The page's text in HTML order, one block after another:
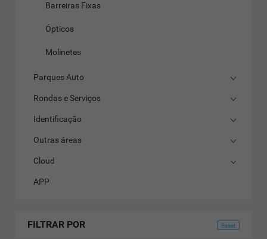
Barreiras Fixas
Ópticos
Molinetes
Parques Auto
Rondas e Serviços
Identificação
Outras áreas
Cloud
APP
FILTRAR POR